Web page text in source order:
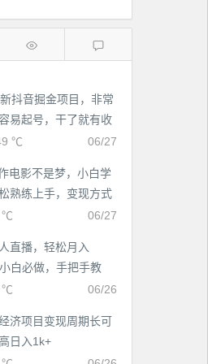
抖音掘金项目，非常
易起号，干了就有收
06/27
℃
电影不是梦，小白学
熟练上手，变现方式
入2张+
06/27
℃
直播，轻松月入
白必做，手把手教
操作(附学习资料)06/26
℃
济项目变现周期长可
日入1k+